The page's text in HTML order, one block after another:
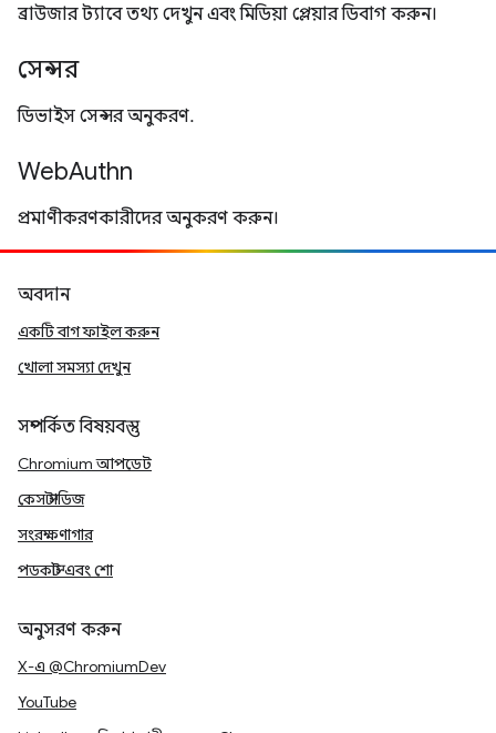
ব্রাউজার ট্যাবে তথ্য দেখুন এবং মিডিয়া প্লেয়ার ডিবাগ করুন।
সেন্সর
ডিভাইস সেন্সর অনুকরণ.
WebAuthn
প্রমাণীকরণকারীদের অনুকরণ করুন।
অবদান
একটি বাগ ফাইল করুন
খোলা সমস্যা দেখুন
সম্পর্কিত বিষয়বস্তু
Chromium আপডেট
কেস স্টাডিজ
সংরক্ষণাগার
পডকাস্ট এবং শো
অনুসরণ করুন
X-এ @ChromiumDev
YouTube